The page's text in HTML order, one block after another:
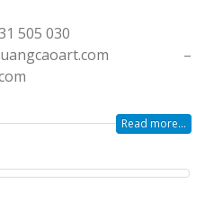
505 030
–
Read more...